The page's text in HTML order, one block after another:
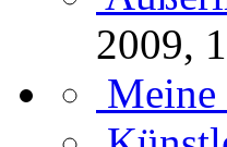
2009,